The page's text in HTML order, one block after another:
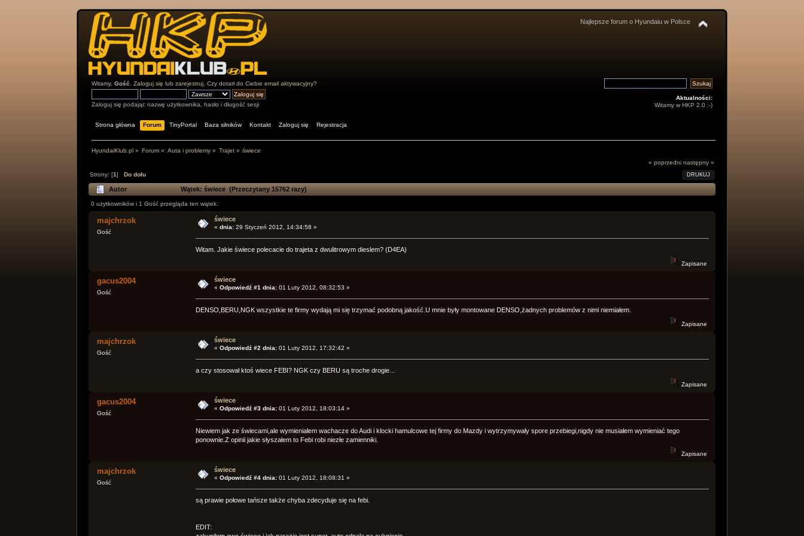
Najlepsze forum o Hyundaiu w Polsce
Witamy, Gość Zaloguj się lub zarejestruj. Czy dotarł do Ciebie email aktywacyjny?
Zaloguj się podając nazwę użytkownika, hasło i długość sesji
Aktualności:
Witamy w HKP 2.0 :-)
Strona główna Forum TinyPortal Baza silników Kontakt Zaloguj się Rejestracja
HyundaiKlub.pl » Forum » Auta i problemy» Trajet» świece
« poprzedni następny »
DRUKUJ
Strony: [1] Do dołu
Autor Wątek: świece (Przeczytany 15762 razy)
0 użytkowników i 1 Gość przegląda ten wątek.
majchrzok
Gość
świece
«dnia: 29 Styczeń 2012, 14:34:58 »
Witam. Jakie świece polecacie do trajeta z dwulitrowym dieslem? (D4EA)
Zapisane
gacus2004
Gość
świece
«Odpowiedź #1 dnia: 01 Luty 2012, 08:32:53 »
DENSO,BERU,NGK wszystkie te firmy wydają mi się trzymać podobną jakość.U mnie były montowane DENSO,żadnych problemów z nimi niemiałem.
Zapisane
majchrzok
Gość
świece
«Odpowiedź #2 dnia: 01 Luty 2012, 17:32:42 »
a czy stosował ktoś wiece FEBI? NGK czy BERU są troche drogie...
Zapisane
gacus2004
Gość
świece
«Odpowiedź #3 dnia: 01 Luty 2012, 18:03:14 »
Niewiem jak ze świecami,ale wymieniałem wachacze do Audi i klocki hamulcowe tej firmy do Mazdy i wytrzymywały spore przebiegi,nigdy nie musiałem wymieniać tego
ponownie.Z opinii jakie słyszałem to Febi robi niezłe zamienniki.
Zapisane
majchrzok
Gość
świece
«Odpowiedź #4 dnia: 01 Luty 2012, 18:08:31 »
są prawie połowe tańsze także chyba zdecyduje się na febi.
EDIT: